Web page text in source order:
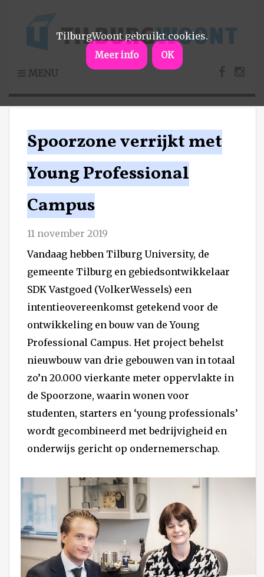
MENU
Spoorzone verrijkt met
Young Professional
Campus
11 november 2019
Vandaag hebben Tilburg University, de
gemeente Tilburg en gebiedsontwikkelaar
SDK Vastgoed (VolkerWessels) een
intentieovereenkomst getekend voor de
ontwikkeling en bouw van de Young
Professional Campus. Het project behelst
nieuwbouw van drie gebouwen van in totaal
zo’n 20.000 vierkante meter oppervlakte in
de Spoorzone, waarin wonen voor
studenten, starters en ‘young professionals’
wordt gecombineerd met bedrijvigheid en
onderwijs gericht op ondernemerschap.
TilburgWoont gebruikt cookies.
Meer info OK